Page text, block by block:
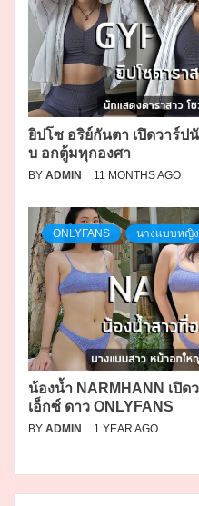
ยิปโซ อริย์กันตา เปิดวาร์
บ อกตู้มทุกองศา
BY ADMIN 11 MONTHS AGO
ONLYFANS นางแบบหญิง
น้องน้ำ NARMHANN เปิ
เอ็กซ์ ดาว ONLYFANS
BY ADMIN 1 YEAR AGO